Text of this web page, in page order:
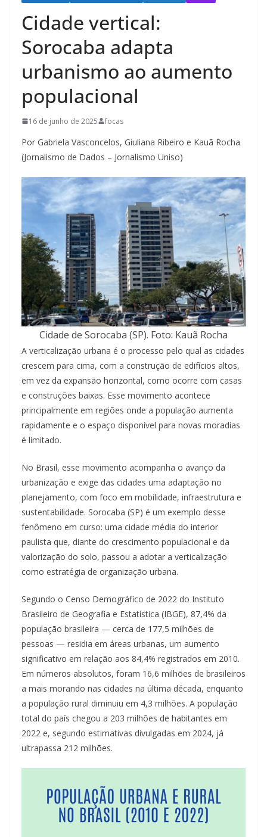
Cidade vertical:
Sorocaba adapta
urbanismo ao aumento
populacional
16 de junho de 2025 focas
Por Gabriela Vasconcelos, Giuliana Ribeiro e Kauã Rocha
(Jornalismo de Dados – Jornalismo Uniso)
Cidade de Sorocaba (SP). Foto: Kauã Rocha
A verticalização urbana é o processo pelo qual as cidades
crescem para cima, com a construção de edifícios altos,
em vez da expansão horizontal, como ocorre com casas
e construções baixas. Esse movimento acontece
principalmente em regiões onde a população aumenta
rapidamente e o espaço disponível para novas moradias
é limitado.
No Brasil, esse movimento acompanha o avanço da
urbanização e exige das cidades uma adaptação no
planejamento, com foco em mobilidade, infraestrutura e
sustentabilidade. Sorocaba (SP) é um exemplo desse
fenômeno em curso: uma cidade média do interior
paulista que, diante do crescimento populacional e da
valorização do solo, passou a adotar a verticalização
como estratégia de organização urbana.
Segundo o Censo Demográfico de 2022 do Instituto
Brasileiro de Geografia e Estatística (IBGE), 87,4% da
população brasileira — cerca de 177,5 milhões de
pessoas — residia em áreas urbanas, um aumento
significativo em relação aos 84,4% registrados em 2010.
Em números absolutos, foram 16,6 milhões de brasileiros
a mais morando nas cidades na última década, enquanto
a população rural diminuiu em 4,3 milhões. A população
total do país chegou a 203 milhões de habitantes em
2022 e, segundo estimativas divulgadas em 2024, já
ultrapassa 212 milhões.